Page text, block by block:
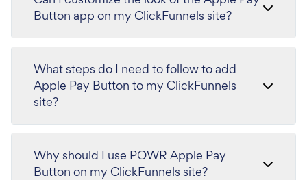
Button app on my ClickFunnels site?
What steps do I need to follow to add
Apple Pay Button to my ClickFunnels
site?
Why should I use POWR Apple Pay
Button on my ClickFunnels site?